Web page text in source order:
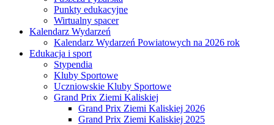
Punkty edukacyjne
Wirtualny spacer
Kalendarz Wydarzeń
Kalendarz Wydarzeń Powiatowych na 2026 rok
Edukacja i sport
Stypendia
Kluby Sportowe
Uczniowskie Kluby Sportowe
Grand Prix Ziemi Kaliskiej
Grand Prix Ziemi Kaliskiej 2026
Grand Prix Ziemi Kaliskiej 2025